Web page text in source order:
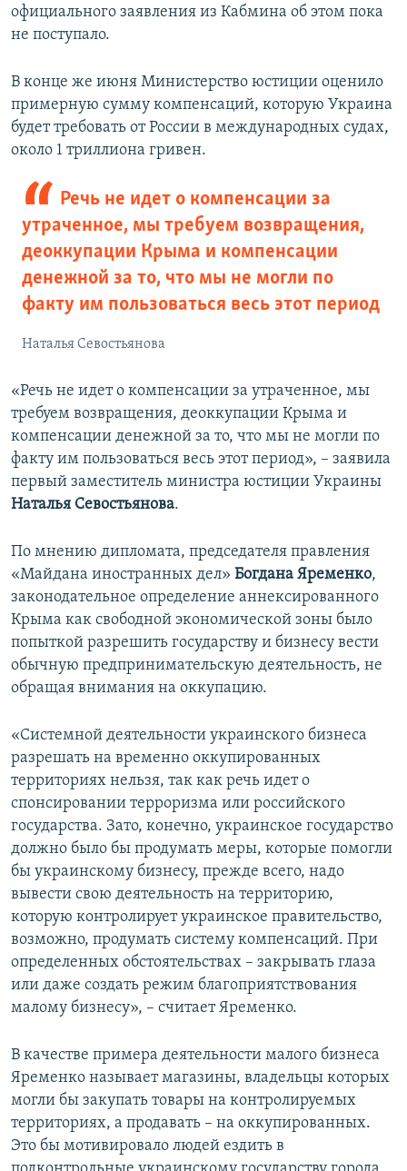
официального заявления из Кабмина об этом пока
не поступало.
В конце же июня Министерство юстиции оценило
примерную сумму компенсаций, которую Украина
будет требовать от России в международных судах,
около 1 триллиона гривен.
Речь не идет о компенсации за
утраченное, мы требуем возвращения,
деоккупации Крыма и компенсации
денежной за то, что мы не могли по
факту им пользоваться весь этот период
Наталья Севостьянова
«Речь не идет о компенсации за утраченное, мы
требуем возвращения, деоккупации Крыма и
компенсации денежной за то, что мы не могли по
факту им пользоваться весь этот период», – заявила
первый заместитель министра юстиции Украины
Наталья Севостьянова.
По мнению дипломата, председателя правления
«Майдана иностранных дел» Богдана Яременко,
законодательное определение аннексированного
Крыма как свободной экономической зоны было
попыткой разрешить государству и бизнесу вести
обычную предпринимательскую деятельность, не
обращая внимания на оккупацию.
«Системной деятельности украинского бизнеса
разрешать на временно оккупированных
территориях нельзя, так как речь идет о
спонсировании терроризма или российского
государства. Зато, конечно, украинское государство
должно было бы продумать меры, которые помогли
бы украинскому бизнесу, прежде всего, надо
вывести свою деятельность на территорию,
которую контролирует украинское правительство,
возможно, продумать систему компенсаций. При
определенных обстоятельствах – закрывать глаза
или даже создать режим благоприятствования
малому бизнесу», – считает Яременко.
В качестве примера деятельности малого бизнеса
Яременко называет магазины, владельцы которых
могли бы закупать товары на контролируемых
территориях, а продавать – на оккупированных.
Это бы мотивировало людей ездить в